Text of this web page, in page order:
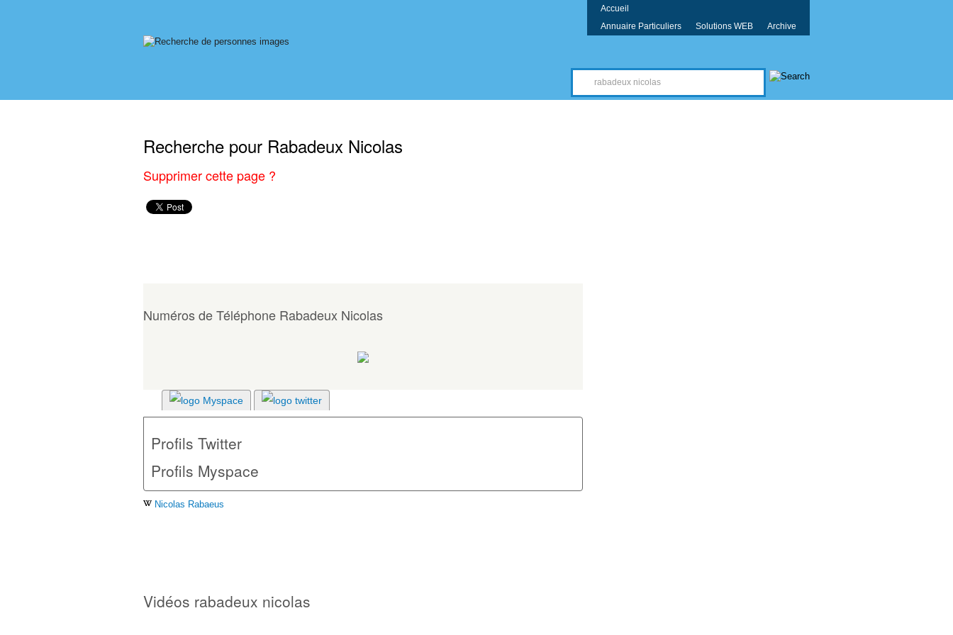
Accueil
Annuaire Particuliers
Solutions WEB Archive
Recherche pour Rabadeux Nicolas
Supprimer cette page ?
Numéros de Téléphone Rabadeux Nicolas
Profils Twitter
Profils Myspace
Nicolas Rabaeus
Vidéos rabadeux nicolas